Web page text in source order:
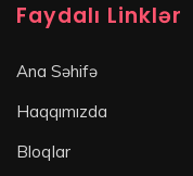
Faydalı Linklər
Ana Səhifə
Haqqımızda
Bloqlar